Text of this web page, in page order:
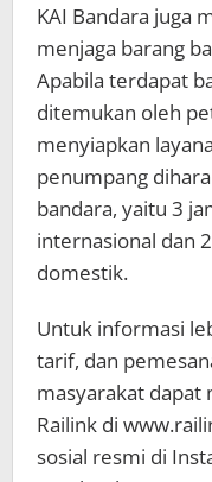
KAI Bandara juga
menjaga barang
Apabila terdapat
ditemukan oleh
menyiapkan
penumpang
bandara, yaitu 3
internasional dan
domestik.
Untuk informasi
tarif, dan
masyarakat dapat
Railink di
sosial resmi di